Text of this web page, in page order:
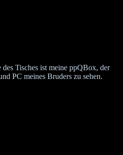
Tisches ist meine ppQBox, der
PC meines Bruders zu sehen.